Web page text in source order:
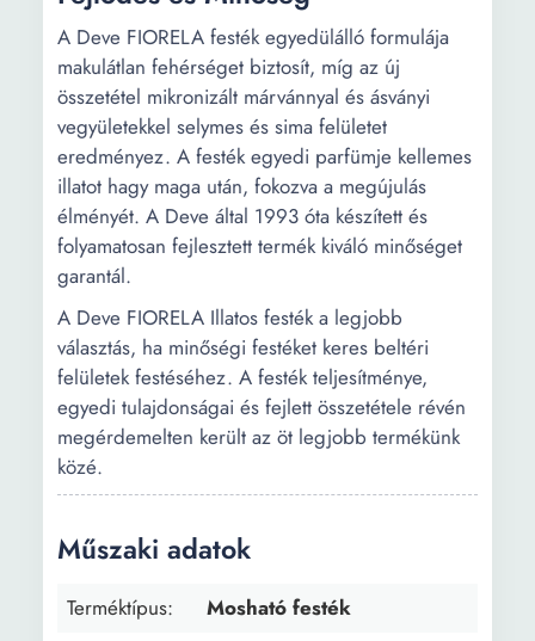
A Deve FIORELA festék egyedülálló formulája
makulátlan fehérséget biztosít, míg az új
összetétel mikronizált márvánnyal és ásványi
vegyületekkel selymes és sima felületet
eredményez. A festék egyedi parfümje kellemes
illatot hagy maga után, fokozva a megújulás
élményét. A Deve által 1993 óta készített és
folyamatosan fejlesztett termék kiváló minőséget
garantál.
A Deve FIORELA Illatos festék a legjobb
választás, ha minőségi festéket keres beltéri
felületek festéséhez. A festék teljesítménye,
egyedi tulajdonságai és fejlett összetétele révén
megérdemelten került az öt legjobb termékünk
közé.
Műszaki adatok
Terméktípus:
Mosható festék